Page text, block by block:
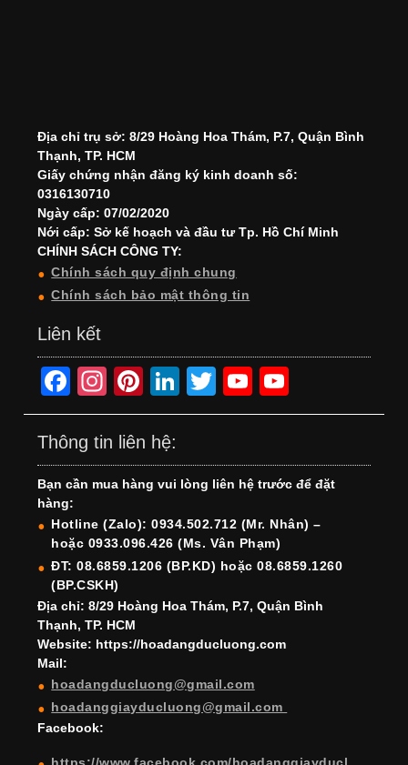
Địa chỉ trụ sở: 8/29 Hoàng Hoa Thám, P.7, Quận Bình
Thạnh, TP. HCM
Giấy chứng nhận đăng ký kinh doanh số:
0316130710
Ngày cấp: 07/02/2020
Nới cấp: Sở kế hoạch và đầu tư Tp. Hồ Chí Minh
CHÍNH SÁCH CÔNG TY:
Chính sách quy định chung
Chính sách bảo mật thông tin
Liên kết
F
a
c
e
b
o
o
k
In
st
a
gr
a
m
Pi
nt
er
e
st
Li
n
e
dI
n
T
wi
er
Y
o
T
u
b
e
o
T
u
b
e
h
Thông tin liên hệ:
Bạn cần mua hàng vui lòng liên hệ trước để đặt
hàng:
Hotline (Zalo): 0934.502.712 (Mr. Nhân) –
hoặc 0933.096.426 (Ms. Vân Phạm)
ĐT: 08.6859.1206 (BP.KD) hoặc 08.6859.1260
(BP.CSKH)
Địa chỉ: 8/29 Hoàng Hoa Thám, P.7, Quận Bình
Thạnh, TP. HCM
Website: https://hoadangducluong.com
Mail:
hoadangducluong@gmail.com
hoadanggiayducluong@gmail.com
Facebook:
https://www.facebook.com/hoadanggiayducl